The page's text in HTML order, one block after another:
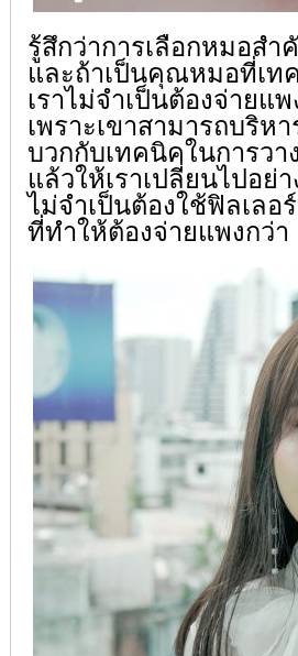
รู้สึกว่าการเลือกหมอสำ
และถ้าเป็นคุณหมอที่เท
เราไม่จำเป็นต้องจ่ายแพ
เพราะเขาสามารถบริห
บวกกับเทคนิคในการวาง
แล้วให้เราเปลี่ยนไปอย่
ไม่จำเป็นต้องใช้ฟิลเลอ
ที่ทำให้ต้องจ่ายแพงกว่า